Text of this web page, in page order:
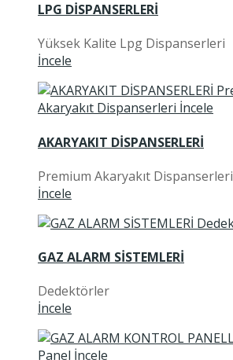
LPG DİSPANSERLERİ
Yüksek Kalite Lpg Dispanserleri
İncele
AKARYAKIT DİSPANSERLERİ
Premium Akaryakıt Dispanserleri
İncele
GAZ ALARM SİSTEMLERİ
Dedektörler
İncele